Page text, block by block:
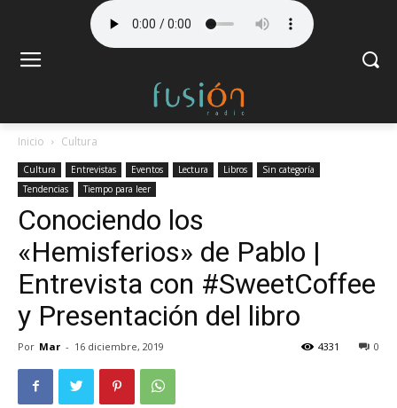
Inicio Cultura
Cultura Entrevistas Eventos Lectura Libros
Sin categoría
Tendencias
Tiempo para leer
Conociendo los
«Hemisferios» de Pablo |
Entrevista con #SweetCoffee
y Presentación del libro
Por Mar - 16 diciembre, 2019 0
4331